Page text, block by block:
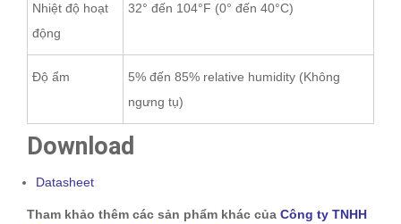
Nhiệt độ hoạt
động
32° đến 104°F (0° đến 40°C)
Độ ẩm
5% đến 85% relative humidity (Không
ngưng tụ)
Download
Datasheet
Tham khảo thêm các sản phẩm khác của Công ty TNHH